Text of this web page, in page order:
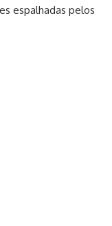
espalhadas pelos